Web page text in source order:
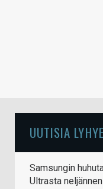
UUTISIA
Samsungin
Ultrasta